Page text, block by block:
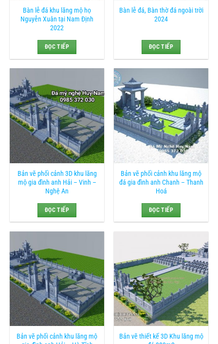
Bàn lễ đá khu lăng mộ họ
Nguyễn Xuân tại Nam Định
2022
ĐỌC TIẾP
Bàn lễ đá, Bàn thờ đá ngoài trời
2024
ĐỌC TIẾP
Bản vẽ phối cảnh 3D khu lăng
mộ gia đình anh Hải – Vinh –
Nghệ An
ĐỌC TIẾP
Bản vẽ phối cảnh khu lăng mộ
đá gia đình anh Chanh – Thanh
Hoá
ĐỌC TIẾP
Bản vẽ phối cảnh khu lăng mộ
Bản vẽ thiết kế 3D Khu lăng mộ